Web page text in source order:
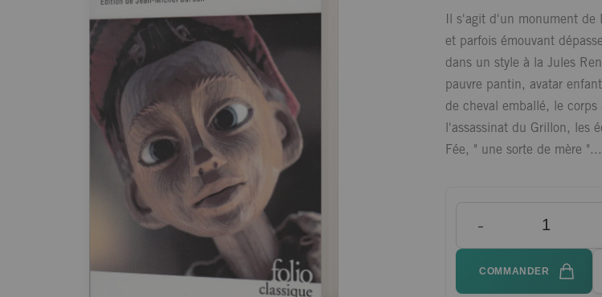
Il s'agit d'un monument
et parfois émouvant
dans un style à la Jules
pauvre pantin, avatar
de cheval emballé, le
l'assassinat du Grillon, les
Fée, " une sorte de mère "...
-
COMMANDER